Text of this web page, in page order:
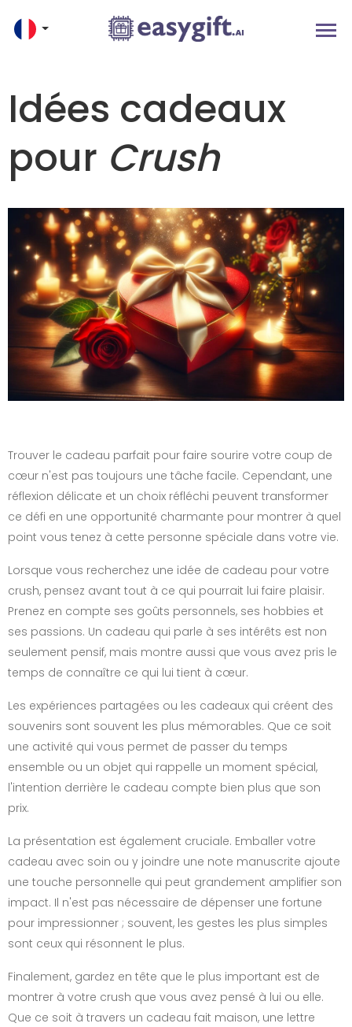
Idées cadeaux
pour Crush
Trouver le cadeau parfait pour faire sourire votre coup de
cœur n'est pas toujours une tâche facile. Cependant, une
réflexion délicate et un choix réfléchi peuvent transformer
ce défi en une opportunité charmante pour montrer à quel
point vous tenez à cette personne spéciale dans votre vie.
Lorsque vous recherchez une idée de cadeau pour votre
crush, pensez avant tout à ce qui pourrait lui faire plaisir.
Prenez en compte ses goûts personnels, ses hobbies et
ses passions. Un cadeau qui parle à ses intérêts est non
seulement pensif, mais montre aussi que vous avez pris le
temps de connaître ce qui lui tient à cœur.
Les expériences partagées ou les cadeaux qui créent des
souvenirs sont souvent les plus mémorables. Que ce soit
une activité qui vous permet de passer du temps
ensemble ou un objet qui rappelle un moment spécial,
l'intention derrière le cadeau compte bien plus que son
prix.
La présentation est également cruciale. Emballer votre
cadeau avec soin ou y joindre une note manuscrite ajoute
une touche personnelle qui peut grandement amplifier son
impact. Il n'est pas nécessaire de dépenser une fortune
pour impressionner ; souvent, les gestes les plus simples
sont ceux qui résonnent le plus.
Finalement, gardez en tête que le plus important est de
montrer à votre crush que vous avez pensé à lui ou elle.
Que ce soit à travers un cadeau fait maison, une lettre